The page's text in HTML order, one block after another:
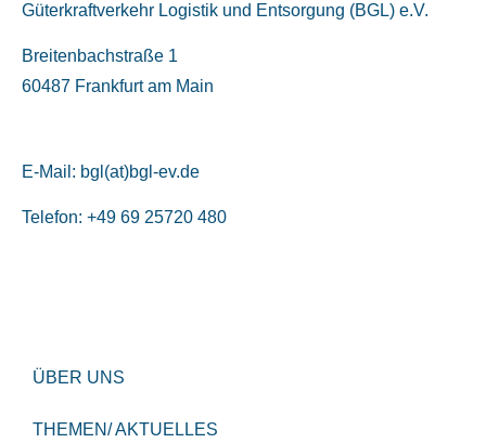
Güterkraftverkehr Logistik und Entsorgung (BGL) e.V.
Breitenbachstraße 1
60487 Frankfurt am Main
E-Mail: bgl(at)bgl-ev.de
Telefon: +49 69 25720 480
ÜBER UNS
THEMEN/ AKTUELLES